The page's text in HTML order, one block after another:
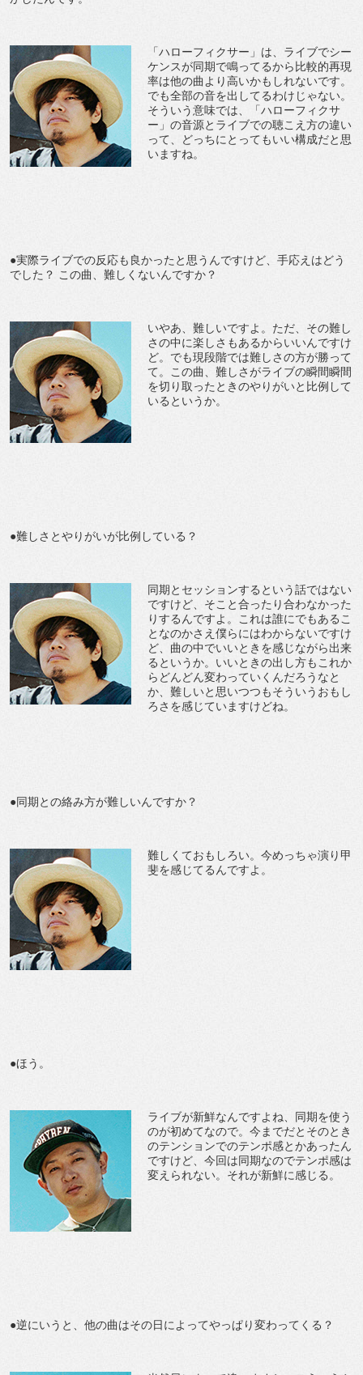
「ハローフィクサー」は、ライブでシー
ケンスが同期で鳴ってるから比較的再現
率は他の曲より高いかもしれないです。
でも全部の音を出してるわけじゃない。
そういう意味では、「ハローフィクサ
ー」の音源とライブでの聴こえ方の違い
って、どっちにとってもいい構成だと思
いますね。
●実際ライブでの反応も良かったと思うんですけど、手応えはどう
でした？ この曲、難しくないんですか？
いやあ、難しいですよ。ただ、その難し
さの中に楽しさもあるからいいんですけ
ど。でも現段階では難しさの方が勝って
て。この曲、難しさがライブの瞬間瞬間
を切り取ったときのやりがいと比例して
いるというか。
●難しさとやりがいが比例している？
同期とセッションするという話ではない
ですけど、そこと合ったり合わなかった
りするんですよ。これは誰にでもあるこ
となのかさえ僕らにはわからないですけ
ど、曲の中でいいときを感じながら出来
るというか。いいときの出し方もこれか
らどんどん変わっていくんだろうなと
か、難しいと思いつつもそういうおもし
ろさを感じていますけどね。
●同期との絡み方が難しいんですか？
難しくておもしろい。今めっちゃ演り甲
斐を感じてるんですよ。
●ほう。
ライブが新鮮なんですよね、同期を使う
のが初めてなので。今までだとそのとき
のテンションでのテンポ感とかあったん
ですけど、今回は同期なのでテンポ感は
変えられない。それが新鮮に感じる。
●逆にいうと、他の曲はその日によってやっぱり変わってくる？